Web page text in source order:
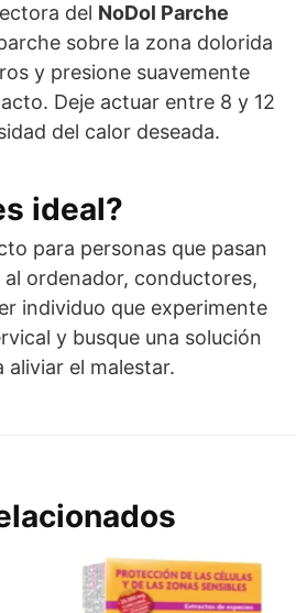
del NoDol Parche
sobre la zona dolorida
y presione suavemente
Deje actuar entre 8 y 12
del calor deseada.
ideal?
para personas que pasan
ordenador, conductores,
individuo que experimente
y busque una solución
el malestar.